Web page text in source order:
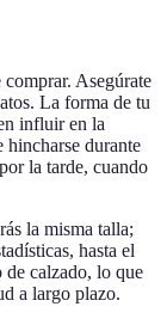
Asegúrate
La forma de tu
influir en la
hincharse durante
la tarde, cuando
la misma talla;
hasta el
de calzado, lo que
a largo plazo.